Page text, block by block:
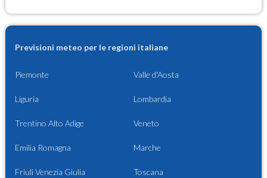
Previsioni meteo per le regioni italiane
Piemonte Valle d'Aosta
Liguria Lombardia
Trentino Alto Adige Veneto
Emilia Romagna Marche
Friuli Venezia Giulia Toscana